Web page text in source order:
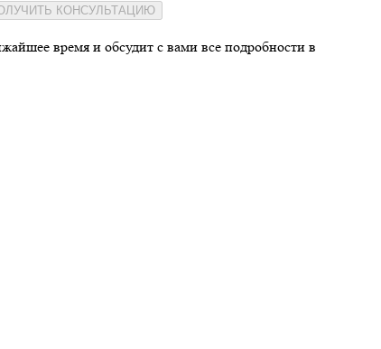
КОНСУЛЬТАЦИЮ
время и обсудит с вами все подробности в